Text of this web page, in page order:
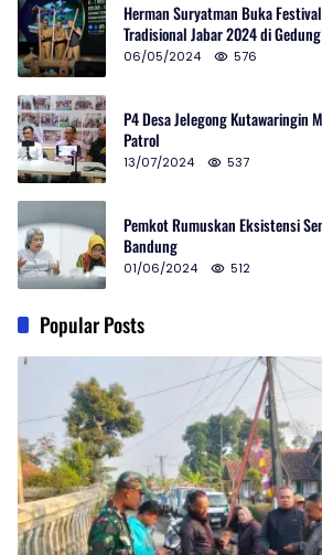
Herman Suryatman Buka
Tradisional Jabar 2024 di
06/05/2024 576
P4 Desa Jelegong Kutawaringin
Patrol
13/07/2024 537
Pemkot Rumuskan Eksistensi
Bandung
01/06/2024 512
Popular Posts